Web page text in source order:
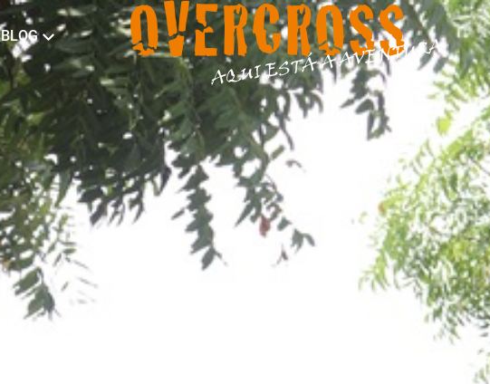
BLOG OVERCROSS
AQUI ESTÁ A AVENTURA